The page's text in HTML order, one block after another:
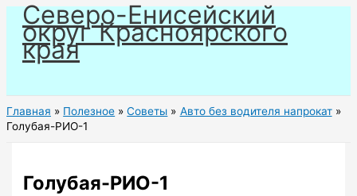
Перейти
содержимому
Северо-Енисейский
округ Красноярского
края
Главная Полезное Советы
Авто без водителя напрокат
Голубая-РИО-1
Голубая-РИО-1